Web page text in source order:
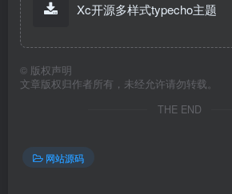
Xc开源多样式typecho主题
© 版权声明
文章版权归作者所有，未经允许请勿转载。
THE END
网站源码